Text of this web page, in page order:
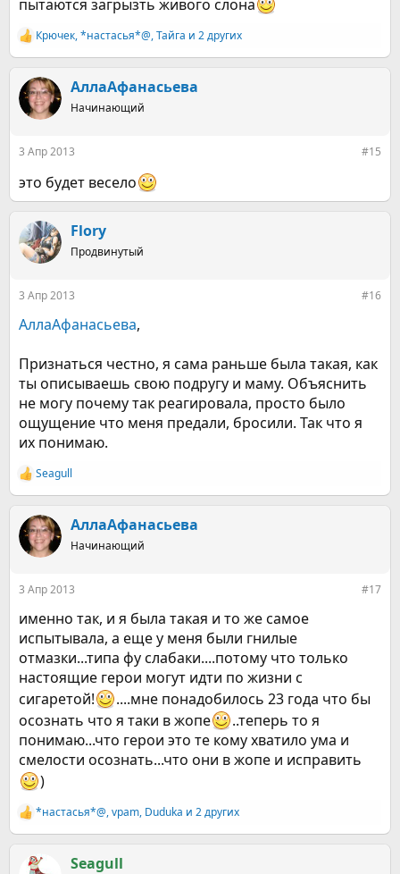
пытаются загрызть живого слона
Р
е
к
ц
и
Крючек,*настасья*@,Тайга и 2 других
АллаАфанасьева
Начинающий
3 Апр 2013 #15
это будет весело
Flory
Продвинутый
3 Апр 2013 #16
АллаАфанасьева,
Признаться честно, я сама раньше была такая, как
ты описываешь свою подругу и маму. Объяснить
не могу почему так реагировала, просто было
ощущение что меня предали, бросили. Так что я
их понимаю.
Р
е
к
ц
и
Seagull
АллаАфанасьева
Начинающий
3 Апр 2013 #17
именно так, и я была такая и то же самое
испытывала, а еще у меня были гнилые
отмазки...типа фу слабаки....потому что только
настоящие герои могут идти по жизни с
сигаретой!
....мне понадобилось 23 года что бы
осознать что я таки в жопе
..теперь то я
понимаю...что герои это те кому хватило ума и
смелости осознать...что они в жопе и исправить
)
Р
е
*настасья*@,vpam, Duduka и 2 других
Seagull